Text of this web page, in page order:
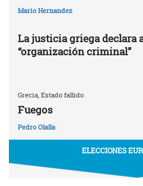
Mario Hernandez
La justicia griega declara
“organización criminal”
Grecia, Estado fallido
Fuegos
Pedro Olalla
ELECCIONES